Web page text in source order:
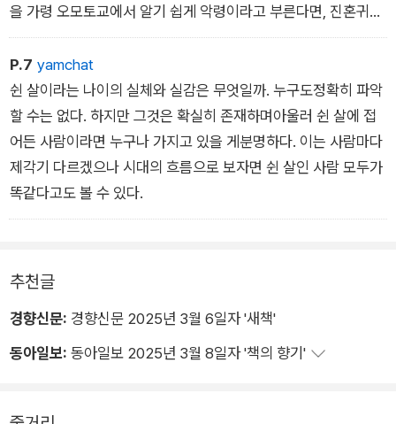
을 가령 오모토교에서 알기 쉽게 악령이라고 부른다면, 진혼귀신
도 필요 없으리라.
P.7 yamchat
쉰 살이라는 나이의 실체와 실감은 무엇일까. 누구도정확히 파악
할 수는 없다. 하지만 그것은 확실히 존재하며아울러 쉰 살에 접
어든 사람이라면 누구나 가지고 있을 게분명하다. 이는 사람마다
제각기 다르겠으나 시대의 흐름으로 보자면 쉰 살인 사람 모두가
똑같다고도 볼 수 있다.
추천글
경향신문: 경향신문 2025년 3월 6일자 '새책'
동아일보: 동아일보 2025년 3월 8일자 '책의 향기'